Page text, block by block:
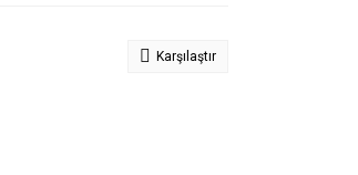
Karşılaştır